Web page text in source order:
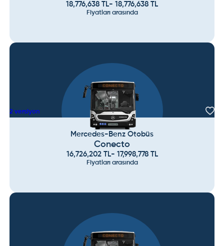
18,776,638 TL- 18,776,638 TL
Fiyatları arasında
2 versiyon
Mercedes-Benz Otobüs
Conecto
16,726,202TL- 17,998,778TL
Fiyatları arasında